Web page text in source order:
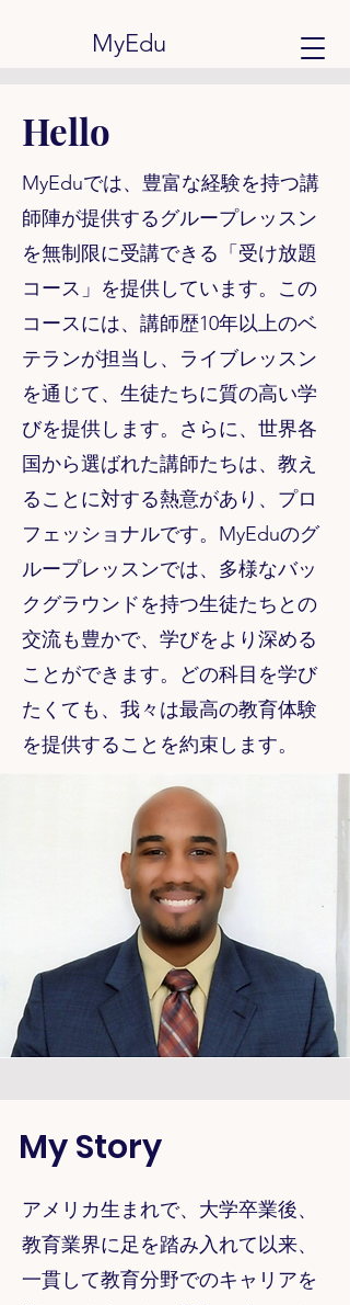
MyEdu
Hello
MyEduでは、豊富な経験を持つ講
師陣が提供するグループレッスン
を無制限に受講できる「受け放題
コース」を提供しています。この
コースには、講師歴10年以上のベ
テランが担当し、ライブレッスン
を通じて、生徒たちに質の高い学
びを提供します。さらに、世界各
国から選ばれた講師たちは、教え
ることに対する熱意があり、プロ
フェッショナルです。MyEduのグ
ループレッスンでは、多様なバッ
クグラウンドを持つ生徒たちとの
交流も豊かで、学びをより深める
ことができます。どの科目を学び
たくても、我々は最高の教育体験
を提供することを約束します。
My Story
アメリカ生まれで、大学卒業後、
教育業界に足を踏み入れて以来、
一貫して教育分野でのキャリアを